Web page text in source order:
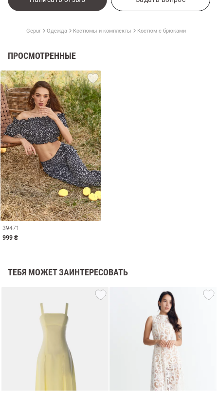
Gepur Одежда Костюмы и комплекты Костюм с брюками
ПРОСМОТРЕННЫЕ
39471
999 ₴
ТЕБЯ МОЖЕТ ЗАИНТЕРЕСОВАТЬ